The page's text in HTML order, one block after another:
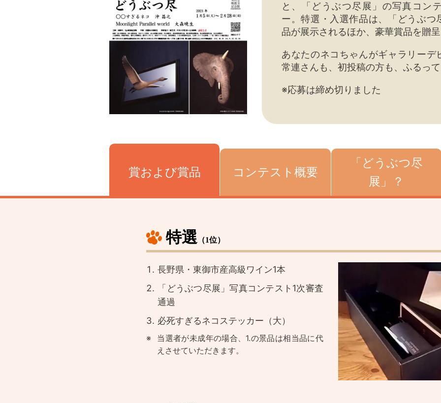
と、「どうぶつ尽展」の写真コン
ー。特選・入選作品は、「どうぶつ
品が展示されるほか、豪華賞品を贈
あなたのネコちゃんがギャラリーデ
常連さんも、初投稿の方も、ふるっ
※応募は締め切りました
賞および賞品 コンテスト概要
「どうぶつ尽
展」？
特選 （1位）
長野県・東御市産高級ワイン1本
「どうぶつ尽展」写真コンテスト1次審査
通過
必死すぎるネコステッカー（大）
当選者が未成年の場合、1.の景品は相当品に代
えさせていただきます。